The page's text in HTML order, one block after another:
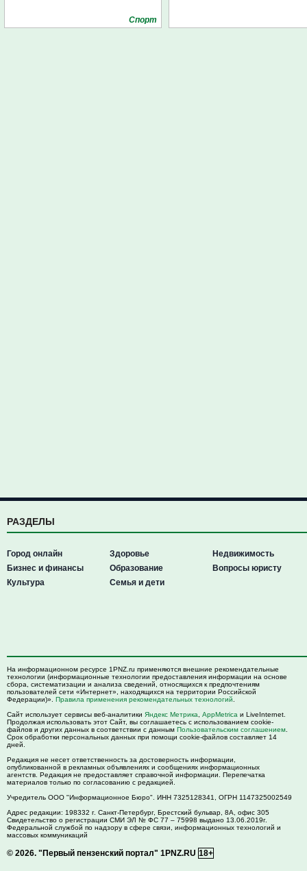
Спорт
РАЗДЕЛЫ
Город онлайн
Бизнес и финансы
Культура
Здоровье
Образование
Семья и дети
Недвижимость
Вопросы юристу
На информационном ресурсе 1PNZ.ru применяются внешние рекомендательные
технологии (информационные технологии предоставления информации на основе
сбора, систематизации и анализа сведений, относящихся к предпочтениям
пользователей сети «Интернет», находящихся на территории Российской
Федерации)». Правила применения рекомендательных технологий
Сайт использует сервисы веб-аналитики Яндекс Метрика AppMetrica и LiveInternet.
Продолжая использовать этот Сайт, вы соглашаетесь с использованием cookie-
файлов и других данных в соответствии с данным Пользовательским соглашением
Срок обработки персональных данных при помощи cookie-файлов составляет 14
дней.
Редакция не несет ответственность за достоверность информации,
опубликованной в рекламных объявлениях и сообщениях информационных
агентств. Редакция не предоставляет справочной информации. Перепечатка
материалов только по согласованию с редакцией.
Учредитель ООО "Информационное Бюро". ИНН 7325128341, ОГРН 1147325002549
Адрес редакции: 198332 г. Санкт-Петербург, Брестский бульвар, 8А, офис 305
Свидетельство о регистрации СМИ ЭЛ № ФС 77 – 75998 выдано 13.06.2019г.
Федеральной службой по надзору в сфере связи, информационных технологий и
массовых коммуникаций
© 2026. "Первый пензенский портал" 1PNZ.RU 18+